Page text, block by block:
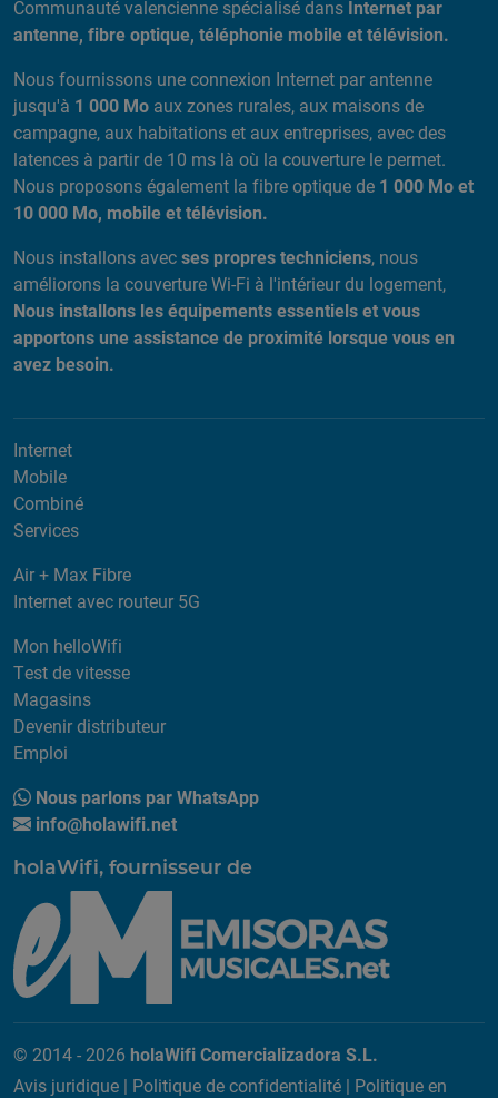
Communauté valencienne spécialisé dans Internet par
antenne, fibre optique, téléphonie mobile et télévision.
Nous fournissons une connexion Internet par antenne
jusqu'à 1 000 Mo aux zones rurales, aux maisons de
campagne, aux habitations et aux entreprises, avec des
latences à partir de 10 ms là où la couverture le permet.
Nous proposons également la fibre optique de 1 000 Mo et
10 000 Mo, mobile et télévision.
Nous installons avecses propres techniciens, nous
améliorons la couverture Wi-Fi à l'intérieur du logement,
Nous installons les équipements essentiels et vous
apportons une assistance de proximité lorsque vous en
avez besoin.
Internet
Mobile
Combiné
Services
Air + Max Fibre
Internet avec routeur 5G
Mon helloWifi
Test de vitesse
Magasins
Devenir distributeur
Emploi
Nous parlons par WhatsApp
info@holawifi.net
holaWifi, fournisseur de
© 2014 - 2026 holaWifi Comercializadora S.L.
Avis juridique | Politique de confidentialité | Politique en